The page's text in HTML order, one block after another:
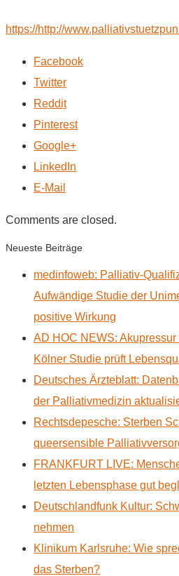
https://http://
Facebook
Twitter
Reddit
Pinterest
Google+
LinkedIn
E-Mail
Comments are closed.
Neueste Beiträge
medinfoweb: Palliativ-
Aufwändige Studie der
positive Wirkung
AD HOC NEWS:
Kölner Studie prüft
Deutsches Ärzteblatt:
der Palliativmedizin
Rechtsdepesche: Sterben
queersensible
FRANKFURT LIVE:
letzten Lebensphase gut
Deutschlandfunk Kultur:
nehmen
Klinikum Karlsruhe: Wie
das Sterben?